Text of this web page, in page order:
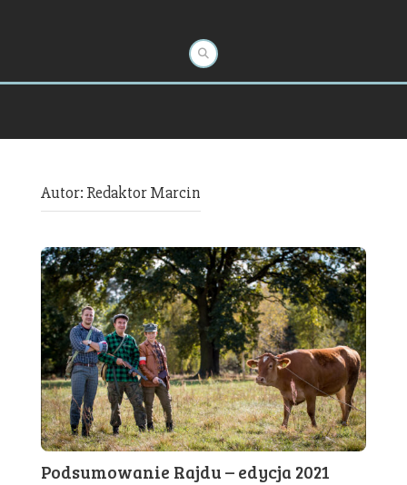
Autor: Redaktor Marcin
Podsumowanie Rajdu – edycja 2021